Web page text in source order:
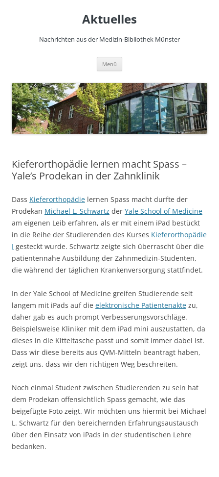
Aktuelles
Nachrichten aus der Medizin-Bibliothek Münster
Menü
Kieferorthopädie lernen macht Spass –
Yale’s Prodekan in der Zahnklinik
Dass Kieferorthopädie lernen Spass macht durfte der
Prodekan Michael L. Schwartz der Yale School of Medicine
am eigenen Leib erfahren, als er mit einem iPad bestückt
in die Reihe der Studierenden des Kurses Kieferorthopädie
I gesteckt wurde. Schwartz zeigte sich überrascht über die
patientennahe Ausbildung der Zahnmedizin-Studenten,
die während der täglichen Krankenversorgung stattfindet.
In der Yale School of Medicine greifen Studierende seit
langem mit iPads auf die elektronische Patientenakte zu,
daher gab es auch prompt Verbesserungsvorschläge.
Beispielsweise Kliniker mit dem iPad mini auszustatten, da
dieses in die Kitteltasche passt und somit immer dabei ist.
Dass wir diese bereits aus QVM-Mitteln beantragt haben,
zeigt uns, dass wir den richtigen Weg beschreiten.
Noch einmal Student zwischen Studierenden zu sein hat
dem Prodekan offensichtlich Spass gemacht, wie das
beigefügte Foto zeigt. Wir möchten uns hiermit bei Michael
L. Schwartz für den bereichernden Erfahrungsaustausch
über den Einsatz von iPads in der studentischen Lehre
bedanken.